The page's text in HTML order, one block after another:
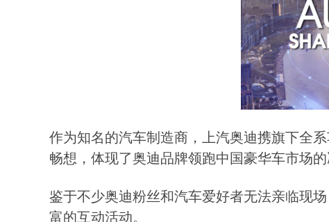
作为知名的汽车制造商，上汽奥迪携旗下全
畅想，体现了奥迪品牌领跑中国豪华车市场的
鉴于不少奥迪粉丝和汽车爱好者无法亲临现
富的互动活动。